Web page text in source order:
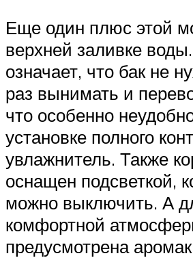
Еще один плюс этой
верхней заливке
означает, что бак не
раз вынимать и
что особенно
установке полного
увлажнитель. Также
оснащен подсветкой,
можно выключить. А
комфортной
предусмотрена